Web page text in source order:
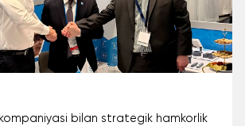
kompaniyasi bilan strategik hamkorlik